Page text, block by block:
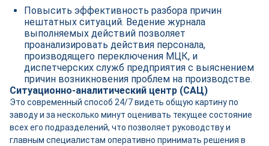
Повысить эффективность разбора причин
нештатных ситуаций. Ведение журнала
выполняемых действий позволяет
проанализировать действия персонала,
производящего переключения МЦК, и
диспетчерских служб предприятия с выяснением
причин возникновения проблем на производстве.
Ситуационно-аналитический центр (САЦ)
Это современный способ 24/7 видеть общую картину по
заводу и за несколько минут оценивать текущее состояние
всех его подразделений, что позволяет руководству и
главным специалистам оперативно принимать решения в